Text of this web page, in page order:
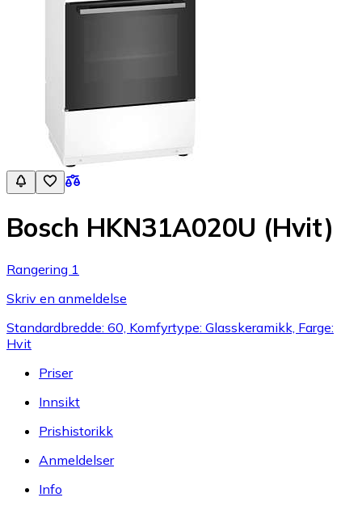
Bosch HKN31A020U (Hvit)
Rangering 1
Skriv en anmeldelse
Standardbredde: 60, Komfyrtype: Glasskeramikk, Farge:
Hvit
Priser
Innsikt
Prishistorikk
Anmeldelser
Info